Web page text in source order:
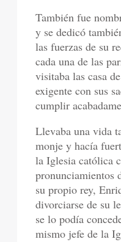
También fue
y se dedicó
las fuerzas de su
cada una de las
visitaba las casa
exigente con sus
cumplir
Llevaba una vida
monje y hacía
la Iglesia católica
pronunciamientos
su propio rey,
divorciarse de su
se lo podía
mismo jefe de la